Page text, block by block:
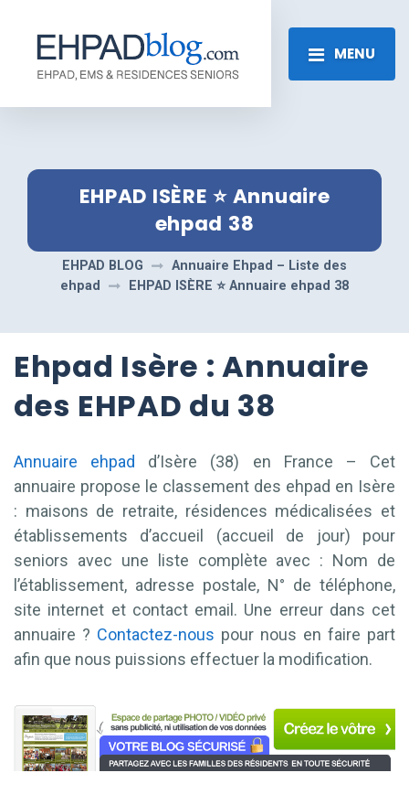
MENU
EHPAD ISÈRE ⭐️ Annuaire
ehpad 38
EHPAD BLOG
Annuaire Ehpad – Liste des
ehpad
EHPAD ISÈRE ⭐️ Annuaire ehpad 38
Ehpad Isère : Annuaire
des EHPAD du 38
Annuaire ehpad d’Isère (38) en France – Cet
annuaire propose le classement des ehpad en Isère
: maisons de retraite, résidences médicalisées et
établissements d’accueil (accueil de jour) pour
seniors avec une liste complète avec : Nom de
l’établissement, adresse postale, N° de téléphone,
site internet et contact email. Une erreur dans cet
annuaire ? Contactez-nous pour nous en faire part
afin que nous puissions effectuer la modification.